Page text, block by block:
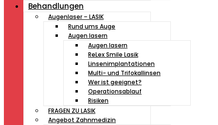
Behandlungen
Augenlaser – LASIK
Rund ums Auge
Augen lasern
Augen lasern
ReLex Smile Lasik
Linsenimplantationen
Multi- und Trifokallinsen
Wer ist geeignet?
Operationsablauf
Risiken
FRAGEN ZU LASIK
Angebot Zahnmedizin